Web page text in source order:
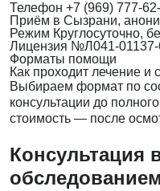
Телефон +7 (969) 777-
Приём в Сызрани,
Режим Круглосуточно,
Лицензия №Л041-01137-
Форматы помощи
Как проходит лечение и
Выбираем формат по
консультации до
стоимость — после
Консультация
обследованием